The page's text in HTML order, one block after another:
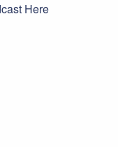
Here